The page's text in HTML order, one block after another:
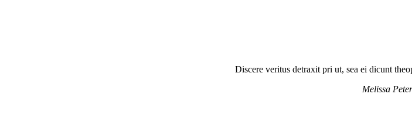
Discere veritus detraxit pri ut, sea ei dicunt
Melissa